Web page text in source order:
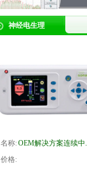
神经电生理
名称:OEM解决方案连续中
价格: